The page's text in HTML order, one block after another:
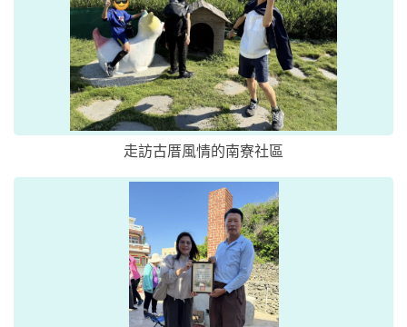
走訪古厝風情的南寮社區